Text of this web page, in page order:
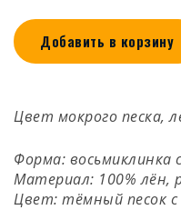
Добавить в корзину
Цвет мокрого песка,
Форма: восьмиклинка
Материал: 100% лён,
Цвет: тёмный песок